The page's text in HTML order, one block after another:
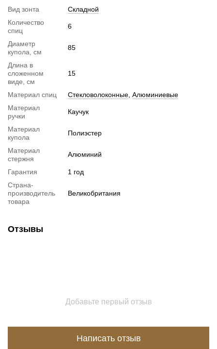
Вид зонта
Складной
Количество
спиц
6
Диаметр
купола, см
85
Длина в
сложенном
виде, см
15
Материал спиц Стекловолоконные Алюминиевые
Материал
ручки
Каучук
Материал
купола
Полиэстер
Материал
стержня
Алюминий
Гарантия
1 год
Страна-
производитель
товара
Великобритания
Отзывы
Добавьте первый отзыв
Написать отзыв